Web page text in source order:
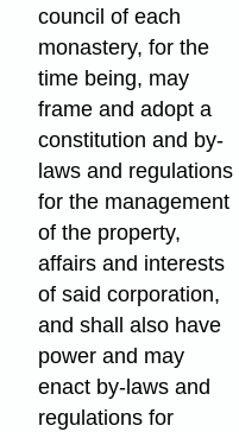
council of each
monastery, for the
time being, may
frame and adopt a
constitution and by-
laws and regulations
for the management
of the property,
affairs and interests
of said corporation,
and shall also have
power and may
enact by-laws and
regulations for